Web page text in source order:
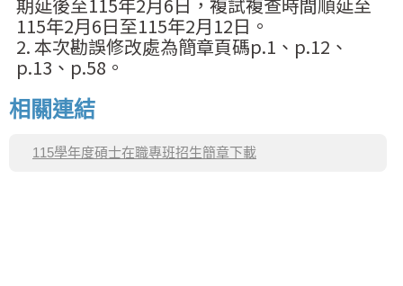
115年2月6日至115年2月12日。
2. 本次勘誤修改處為簡章頁碼p.1、p.12、
p.13、p.58。
相關連結
115學年度碩士在職專班招生簡章下載